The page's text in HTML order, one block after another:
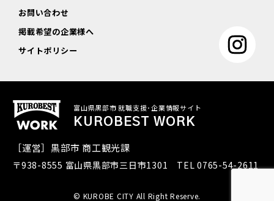
お問い合わせ
掲載希望の企業様へ
サイトポリシー
富山県黒部市 就職支援･企業情報サイト
KUROBEST WORK
［運営］黒部市 商工観光課
〒938-8555 富山県黒部市三日市1301 TEL 0765-54-2611
© KUROBE CITY All Right Reserve.